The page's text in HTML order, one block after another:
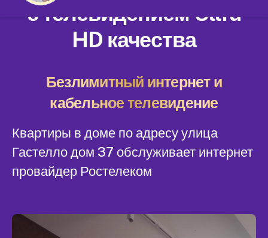
с телевидением Ultra
HD качества
Безлимитный интернет и
кабельное телевидение
Квартиры в доме по адресу улица
Гастелло дом 37 обслуживает интернет
провайдер Ростелеком